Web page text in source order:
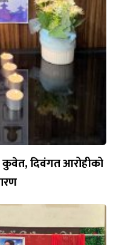
कुवेत, दिवंगत आरोहीको